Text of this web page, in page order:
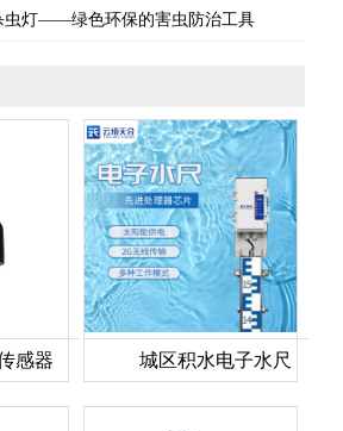
虫灯——绿色环保的害虫防治工具
感器 城区积水电子水尺